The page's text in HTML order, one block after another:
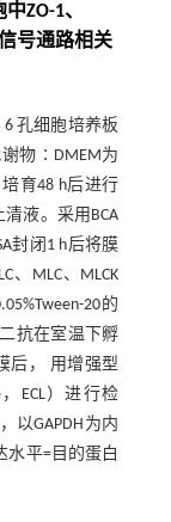
ZO-1、
号通路相关
6 孔细胞培养板
物∶DMEM为
育48 h后进行
液。采用BCA
封闭1 h后将膜
、MLC、MLCK
20的
抗在室温下孵
后， 用增强型
ECL）进行检
以GAPDH为内
平=目的蛋白